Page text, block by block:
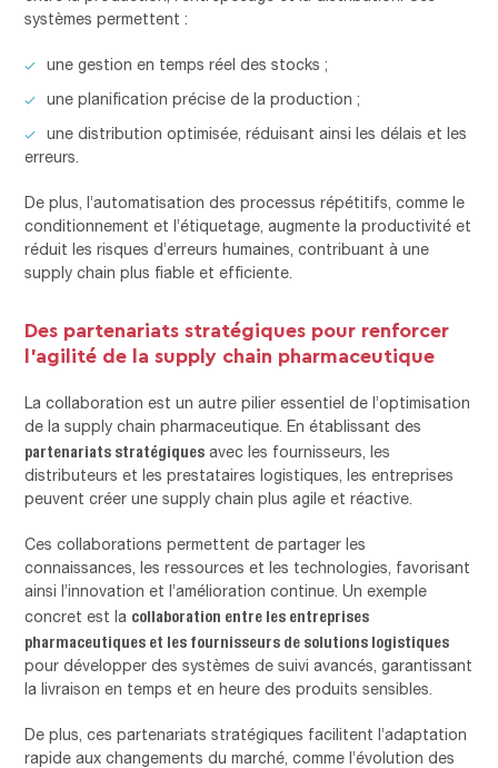
systèmes permettent :
une gestion en temps réel des stocks ;
une planification précise de la production ;
une distribution optimisée, réduisant ainsi les délais et les
erreurs.
De plus, l’automatisation des processus répétitifs, comme le
conditionnement et l’étiquetage, augmente la productivité et
réduit les risques d’erreurs humaines, contribuant à une
supply chain plus fiable et efficiente.
Des partenariats stratégiques pour renforcer
l’agilité de la supply chain pharmaceutique
La collaboration est un autre pilier essentiel de l’optimisation
de la supply chain pharmaceutique. En établissant des
partenariats stratégiques avec les fournisseurs, les
distributeurs et les prestataires logistiques, les entreprises
peuvent créer une supply chain plus agile et réactive.
Ces collaborations permettent de partager les
connaissances, les ressources et les technologies, favorisant
ainsi l’innovation et l’amélioration continue. Un exemple
concret est la collaboration entre les entreprises
pharmaceutiques et les fournisseurs de solutions logistiques
pour développer des systèmes de suivi avancés, garantissant
la livraison en temps et en heure des produits sensibles.
De plus, ces partenariats stratégiques facilitent l’adaptation
rapide aux changements du marché, comme l’évolution des